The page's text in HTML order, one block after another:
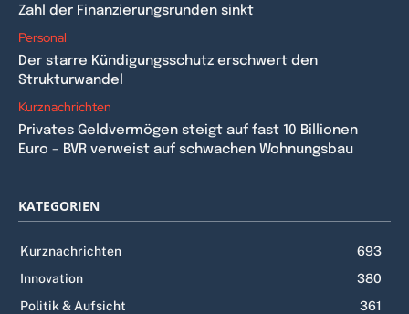
Zahl der Finanzierungsrunden sinkt
Personal
Der starre Kündigungsschutz erschwert den
Strukturwandel
Kurznachrichten
Privates Geldvermögen steigt auf fast 10 Billionen
Euro – BVR verweist auf schwachen Wohnungsbau
KATEGORIEN
Kurznachrichten
693
Innovation
380
Politik & Aufsicht
361